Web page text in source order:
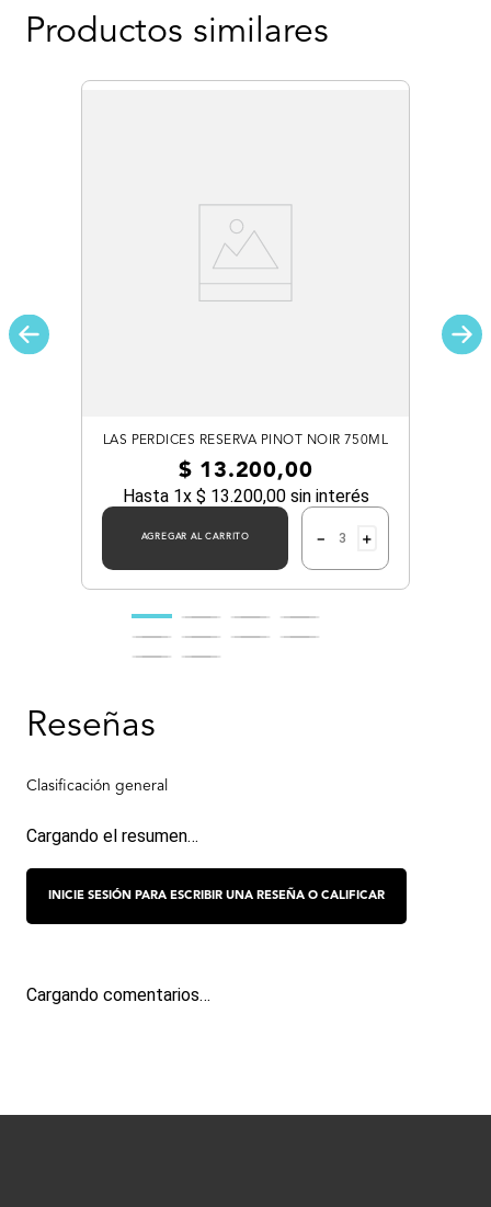
Productos similares
LAS PERDICES RESERVA PINOT NOIR 750ML
$ 13.200,00
Hasta 1x $ 13.200,00sin interés
AGREGAR AL CARRITO ＋
－
Cargando el resumen…
Cargando comentarios…